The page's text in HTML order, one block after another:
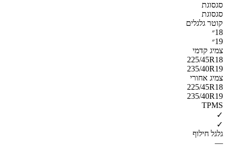
סגסוגת
סגסוגת
קוטר גלגלים
18״
19״
צמיג קדמי
225/45R18
235/40R19
צמיג אחורי
225/45R18
235/40R19
TPMS
✓
✓
גלגל חילוף
—